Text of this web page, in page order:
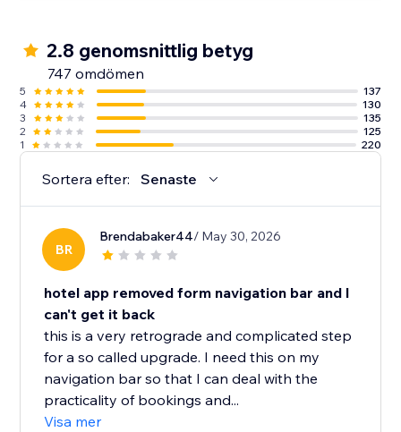
2.8 genomsnittlig betyg
747 omdömen
5
137
4
130
3
135
2
125
1
220
Sortera efter: Senaste
BR
Brendabaker44/ May 30, 2026
hotel app removed form navigation bar and I
can't get it back
this is a very retrograde and complicated step
for a so called upgrade. I need this on my
navigation bar so that I can deal with the
practicality of bookings and...
Visa mer